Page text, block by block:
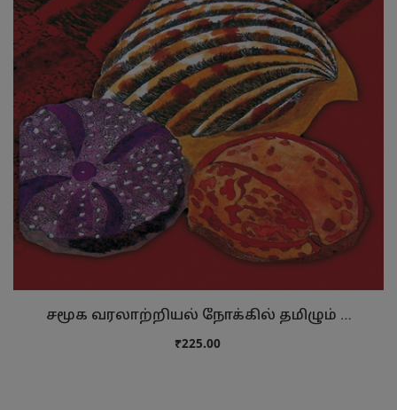
சமூக வரலாற்றியல் நோக்கில் தமிழும் …
₹225.00